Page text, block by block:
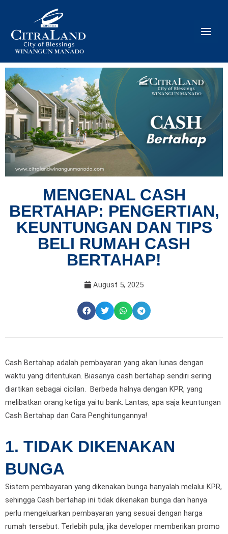
MENGENAL CASH
BERTAHAP: PENGERTIAN,
KEUNTUNGAN DAN TIPS
BELI RUMAH CASH
BERTAHAP!
August 5, 2025
Cash Bertahap adalah pembayaran yang akan lunas dengan
waktu yang ditentukan. Biasanya cash bertahap sendiri sering
diartikan sebagai cicilan. Berbeda halnya dengan KPR, yang
melibatkan orang ketiga yaitu bank. Lantas, apa saja keuntungan
Cash Bertahap dan Cara Penghitungannya!
1. TIDAK DIKENAKAN
BUNGA
Sistem pembayaran yang dikenakan bunga hanyalah melalui KPR,
sehingga Cash bertahap ini tidak dikenakan bunga dan hanya
perlu mengeluarkan pembayaran yang sesuai dengan harga
rumah tersebut. Terlebih pula, jika developer memberikan promo